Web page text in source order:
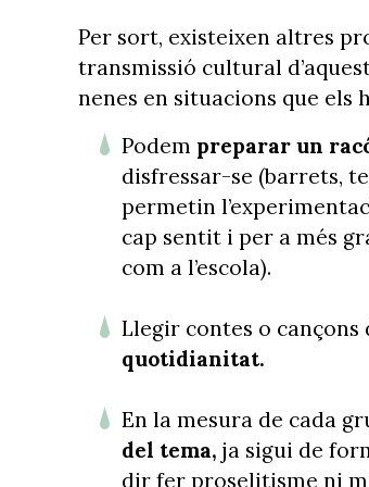
Per sort, existeixen altres
transmissió cultural
nenes en situacions que els
Podem preparar un
disfressar-se (barrets,
permetin
cap sentit i per a més
com a l’escola).
Llegir contes o
quotidianitat.
En la mesura de cada
del tema, ja sigui de
dir fer proselitisme ni